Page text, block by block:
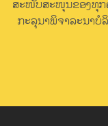
ສະໜັບສະໜຸນຂອງທຸກ
ກະລຸນາພິຈາລະນາບໍ